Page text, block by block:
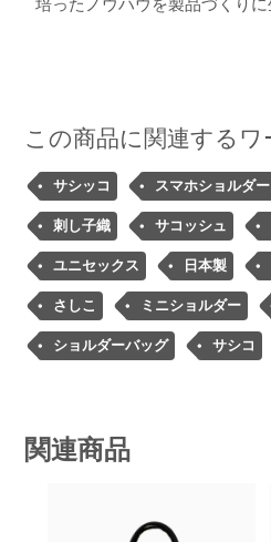
培ったノウハウを製品づくりに
この商品に関連するワ
サシッコ スマホショルダー
刺し子織 サコッシュ
ユニセックス 日本製
さしこ ミニショルダー
ショルダーバッグ サシコ
関連商品